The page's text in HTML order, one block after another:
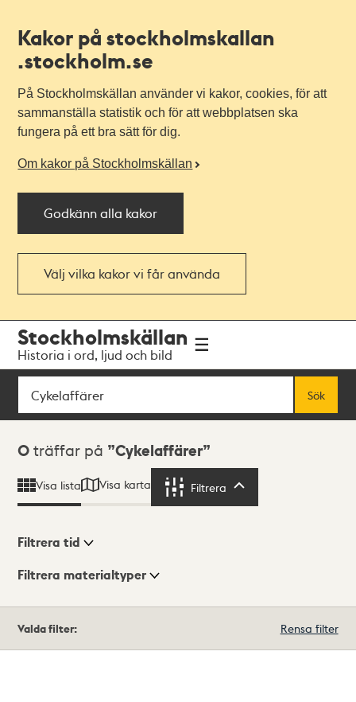
Kakor på stockholmskallan
.stockholm.se
På Stockholmskällan använder vi kakor, cookies, för att
sammanställa statistik och för att webbplatsen ska
fungera på ett bra sätt för dig.
Om kakor på Stockholmskällan
Godkänn alla kakor
Välj vilka kakor vi får använda
navigationen
huvudinnehållet
Stockholmskällan
Historia i ord, ljud och bild
Sök
Sök
Sökresultat
0 träffar på Cykelaffärer
Visa lista Visa karta Filtrera
Visningsläge
Filtrera tid
Filtrera materialtyper
träffar
Valda filter: Rensa filter